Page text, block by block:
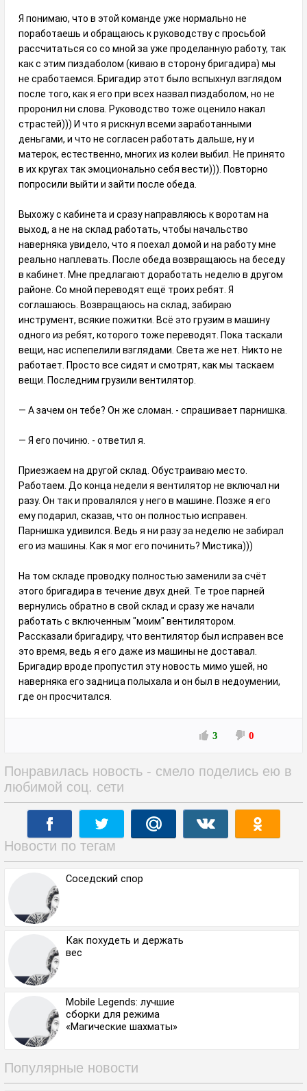
Я понимаю, что в этой команде уже нормально не
поработаешь и обращаюсь к руководству с просьбой
рассчитаться со со мной за уже проделанную работу, так
как с этим пиздаболом (киваю в сторону бригадира) мы
не сработаемся. Бригадир этот было вспыхнул взглядом
после того, как я его при всех назвал пиздаболом, но не
проронил ни слова. Руководство тоже оценило накал
страстей))) И что я рискнул всеми заработанными
деньгами, и что не согласен работать дальше, ну и
матерок, естественно, многих из колеи выбил. Не принято
в их кругах так эмоционально себя вести))). Повторно
попросили выйти и зайти после обеда.
Выхожу с кабинета и сразу направляюсь к воротам на
выход, а не на склад работать, чтобы начальство
наверняка увидело, что я поехал домой и на работу мне
реально наплевать. После обеда возвращаюсь на беседу
в кабинет. Мне предлагают доработать неделю в другом
районе. Со мной переводят ещё троих ребят. Я
соглашаюсь. Возвращаюсь на склад, забираю
инструмент, всякие пожитки. Всё это грузим в машину
одного из ребят, которого тоже переводят. Пока таскали
вещи, нас испепелили взглядами. Света же нет. Никто не
работает. Просто все сидят и смотрят, как мы таскаем
вещи. Последним грузили вентилятор.
— А зачем он тебе? Он же сломан. - спрашивает парнишка.
— Я его починю. - ответил я.
Приезжаем на другой склад. Обустраиваю место.
Работаем. До конца недели я вентилятор не включал ни
разу. Он так и провалялся у него в машине. Позже я его
ему подарил, сказав, что он полностью исправен.
Парнишка удивился. Ведь я ни разу за неделю не забирал
его из машины. Как я мог его починить? Мистика)))
На том складе проводку полностью заменили за счёт
этого бригадира в течение двух дней. Те трое парней
вернулись обратно в свой склад и сразу же начали
работать с включенным "моим" вентилятором.
Рассказали бригадиру, что вентилятор был исправен все
это время, ведь я его даже из машины не доставал.
Бригадир вроде пропустил эту новость мимо ушей, но
наверняка его задница полыхала и он был в недоумении,
где он просчитался.
3 0
Понравилась новость - смело поделись ею в
любимой соц. сети
Новости по тегам
Соседский спор
Как похудеть и держать
вес
Mobile Legends: лучшие
сборки для режима
«Магические шахматы»
Популярные новости